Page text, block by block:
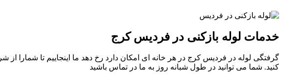
خدمات لوله بازکنی در فردیس کرج
گرفتگی لوله در فردیس کرج در هر خانه ای امکان دارد رخ دهد ما اینجاییم تا شمارا
کنید. شما می توانید در طول شبانه روز به ما در تماس باشید